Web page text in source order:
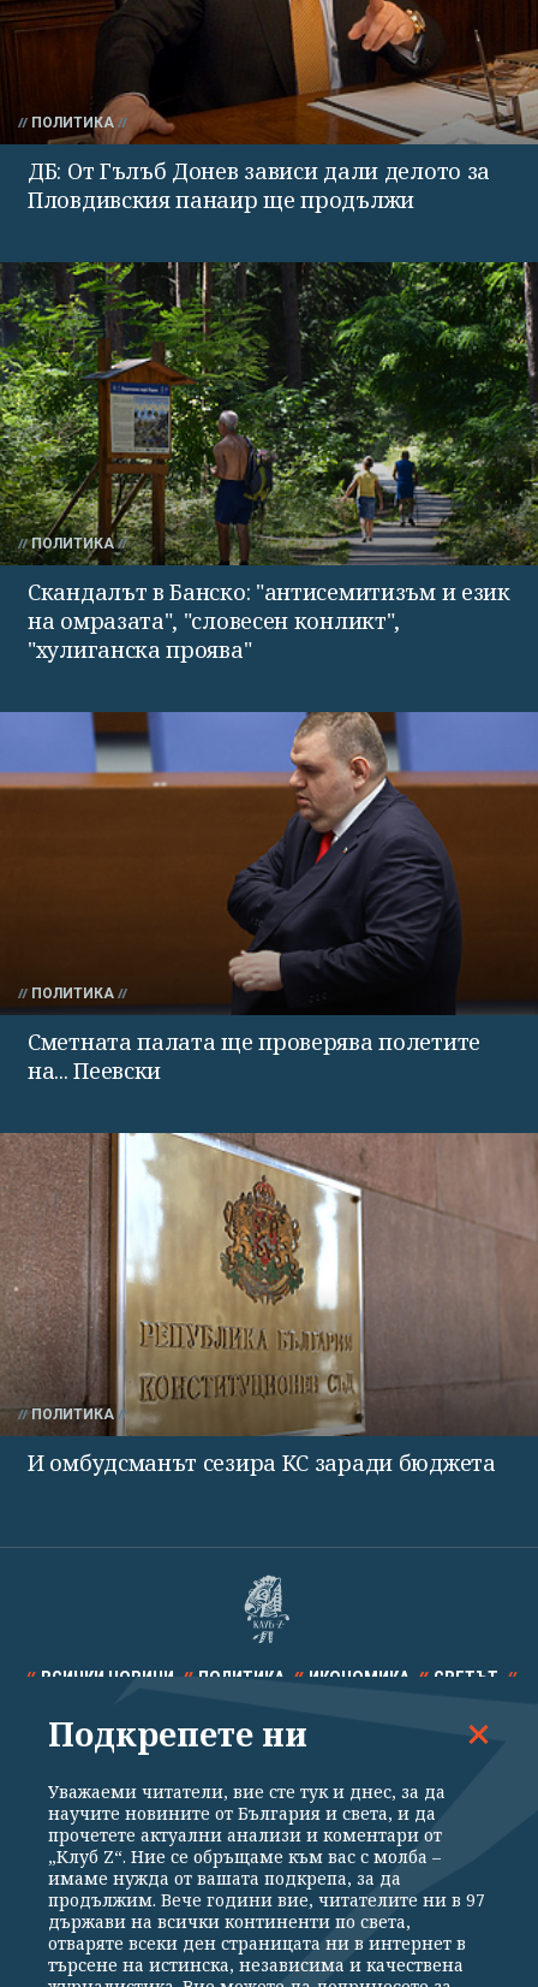
ПОЛИТИКА
ДБ: От Гълъб Донев зависи дали делото за
Пловдивския панаир ще продължи
ПОЛИТИКА
Скандалът в Банско: "антисемитизъм и език
на омразата", "словесен конликт",
"хулиганска проява"
ПОЛИТИКА
Сметната палата ще проверява полетите
на... Пеевски
ПОЛИТИКА
И омбудсманът сезира КС заради бюджета
ВСИЧКИ НОВИНИ ПОЛИТИКА ИКОНОМИКА СВЕТЪТ
СПОРТ КУЛТУРА ТЕХНОЛОГИИ КАЛЕЙДОСКОП
Общи условия
Политика за поверителност
Реклама
Партньори Контакти
За Клуб Z
Екип
Подкрепете ни
Подкрепете ни
Уважаеми читатели, вие сте тук и днес, за да
научите новините от България и света, и да
прочетете актуални анализи и коментари от
„Клуб Z“. Ние се обръщаме към вас с молба –
имаме нужда от вашата подкрепа, за да
продължим. Вече години вие, читателите ни в 97
държави на всички континенти по света,
отваряте всеки ден страницата ни в интернет в
търсене на истинска, независима и качествена